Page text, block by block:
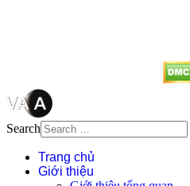
Search
Trang chủ
Giới thiệu